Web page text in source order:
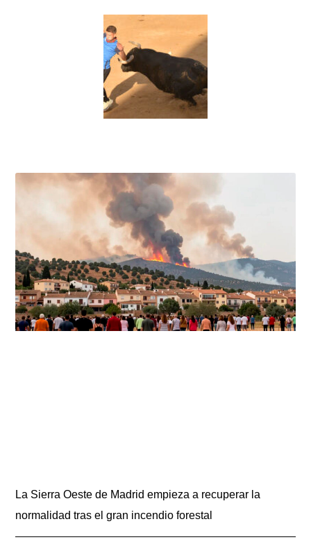
La Sierra Oeste de Madrid empieza a recuperar la
normalidad tras el gran incendio forestal